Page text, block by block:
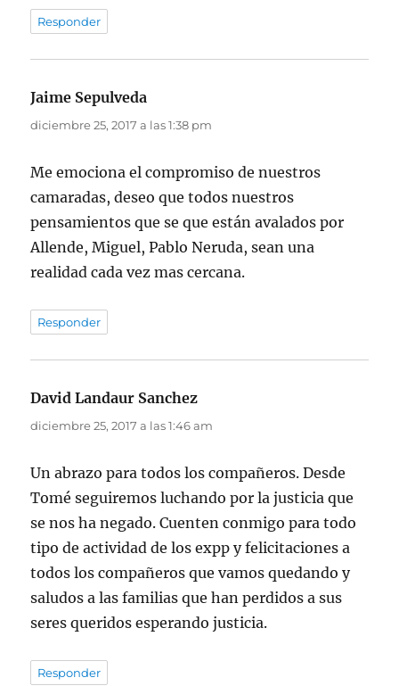
Responder
Jaime Sepulveda
diciembre 25, 2017 a las 1:38 pm
Me emociona el compromiso de nuestros
camaradas, deseo que todos nuestros
pensamientos que se que están avalados por
Allende, Miguel, Pablo Neruda, sean una
realidad cada vez mas cercana.
Responder
David Landaur Sanchez
diciembre 25, 2017 a las 1:46 am
Un abrazo para todos los compañeros. Desde
Tomé seguiremos luchando por la justicia que
se nos ha negado. Cuenten conmigo para todo
tipo de actividad de los expp y felicitaciones a
todos los compañeros que vamos quedando y
saludos a las familias que han perdidos a sus
seres queridos esperando justicia.
Responder